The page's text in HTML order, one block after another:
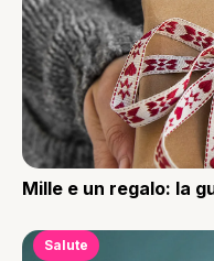
Mille e un regalo: la
Salute